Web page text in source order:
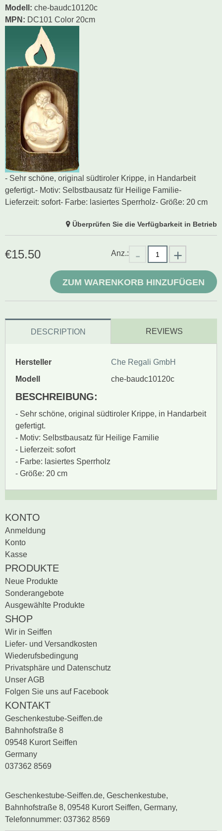
Modell : che-baudc10120c
MPN: DC101 Color 20cm
- Sehr schöne, original südtiroler Krippe, in Handarbeit
gefertigt.- Motiv: Selbstbausatz für Heilige Familie-
Lieferzeit: sofort- Farbe: lasiertes Sperrholz- Größe: 20 cm
Überprüfen Sie die Verfügbarkeit in Betrieb
€15.50 Anz.:
ZUM WARENKORB HINZUFÜGEN
DESCRIPTION REVIEWS
Hersteller
Che Regali GmbH
Modell
che-baudc10120c
BESCHREIBUNG:
- Sehr schöne, original südtiroler Krippe, in Handarbeit
gefertigt.
- Motiv: Selbstbausatz für Heilige Familie
- Lieferzeit: sofort
- Farbe: lasiertes Sperrholz
- Größe: 20 cm
Produktrezensionen.
Sei der erste, der
Bewertung schreiben
KONTO
Anmeldung
Konto
Kasse
PRODUKTE
Neue Produkte
Sonderangebote
Ausgewählte Produkte
SHOP
Wir in Seiffen
Liefer- und Versandkosten
Wiederufsbedingung
Privatsphäre und Datenschutz
Unser AGB
Folgen Sie uns auf Facebook
KONTAKT
Geschenkestube-Seiffen.de
Bahnhofstraße 8
09548 Kurort Seiffen
Germany
037362 8569
Geschenkestube-Seiffen.de, Geschenkestube,
Bahnhofstraße 8, 09548 Kurort Seiffen, Germany,
Telefonnummer: 037362 8569